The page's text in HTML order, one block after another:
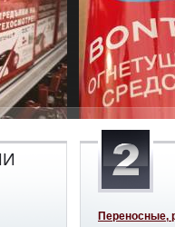
Переносные,